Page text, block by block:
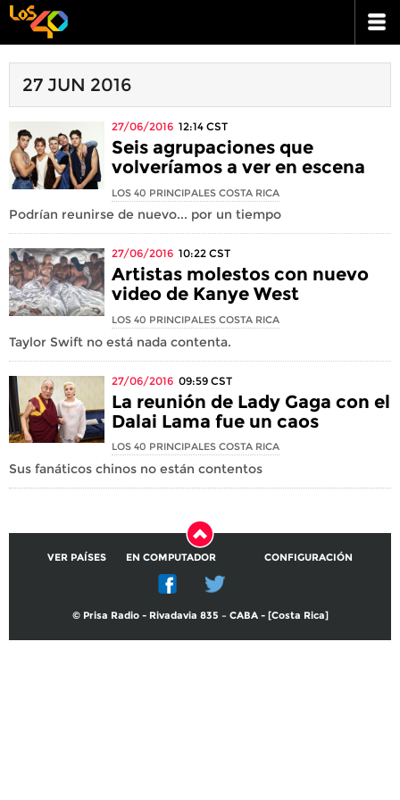
27 JUN 2016
27/06/2016 12:14 CST
Seis agrupaciones que
volveríamos a ver en escena
LOS 40 PRINCIPALES COSTA RICA
Podrían reunirse de nuevo... por un tiempo
27/06/2016 10:22 CST
Artistas molestos con nuevo
video de Kanye West
LOS 40 PRINCIPALES COSTA RICA
Taylor Swift no está nada contenta.
27/06/2016 09:59 CST
La reunión de Lady Gaga con el
Dalai Lama fue un caos
LOS 40 PRINCIPALES COSTA RICA
Sus fanáticos chinos no están contentos
VER PAÍSES EN COMPUTADOR CONFIGURACIÓN
© Prisa Radio - Rivadavia 835 – CABA - [Costa Rica]